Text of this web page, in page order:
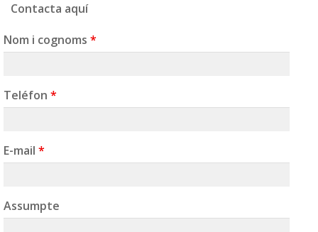
Contacta aquí
Nom i cognoms *
Teléfon *
E-mail *
Assumpte